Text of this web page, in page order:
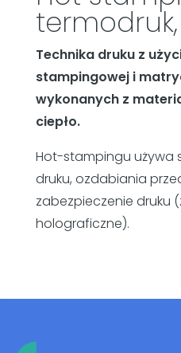
Technika druku z
stampingowej i
wykonanych z
ciepło.
Hot-stampingu używa
druku, ozdabiania
zabezpieczenie druku
holograficzne).